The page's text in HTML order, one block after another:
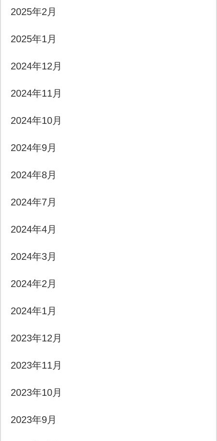
2025年2月
2025年1月
2024年12月
2024年11月
2024年10月
2024年9月
2024年8月
2024年7月
2024年4月
2024年3月
2024年2月
2024年1月
2023年12月
2023年11月
2023年10月
2023年9月